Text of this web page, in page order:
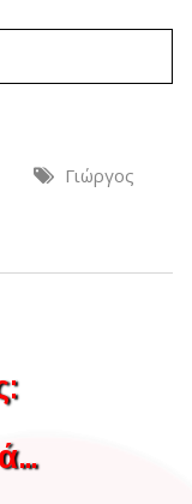
Γιώργος